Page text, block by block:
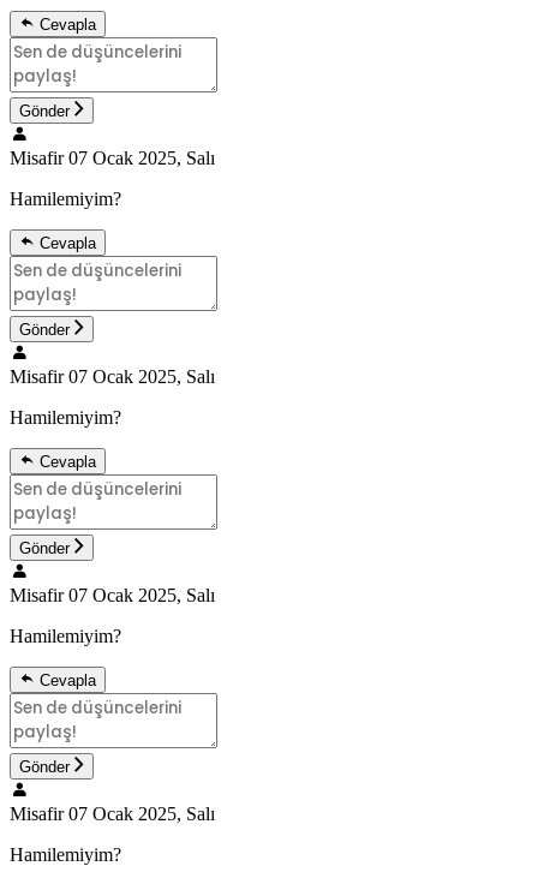
Cevapla
Gönder
Misafir 07 Ocak 2025, Salı
Hamilemiyim?
Cevapla
Gönder
Misafir 07 Ocak 2025, Salı
Hamilemiyim?
Cevapla
Gönder
Misafir 07 Ocak 2025, Salı
Hamilemiyim?
Cevapla
Gönder
Misafir 07 Ocak 2025, Salı
Hamilemiyim?